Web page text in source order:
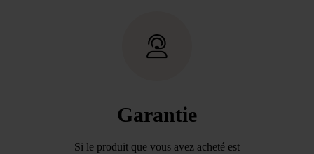
Garantie
Si le produit que vous avez acheté est